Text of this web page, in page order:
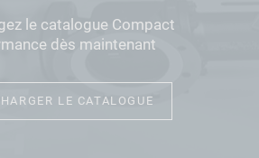
le catalogue Compact
dès maintenant
LE CATALOGUE